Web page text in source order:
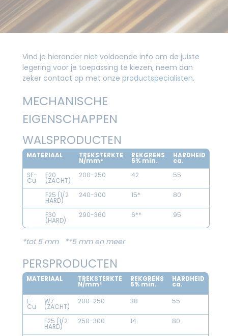
Vind je hieronder niet voldoende info om de juiste
legering voor je toepassing te kiezen, neem dan
zeker contact op met onze productspecialisten.
MECHANISCHE
EIGENSCHAPPEN
WALSPRODUCTEN
MATERIAAL TREKSTERKTE
N/mm²
REKGRENS
5% min.
HARDHEID
ca.
SF-
Cu
F20
(ZACHT)
200-250 42 55
F25 (1/2
HARD)
240-300 15* 80
F30
(HARD)
290-360 6** 95
*tot 5 mm **5 mm en meer
PERSPRODUCTEN
MATERIAAL TREKSTERKTE
N/mm²
REKGRENS
5% min.
HARDHEID
ca.
E-
Cu
W7
(ZACHT)
200-250 38 55
F25 (1/2
HARD)
250-300 14 80